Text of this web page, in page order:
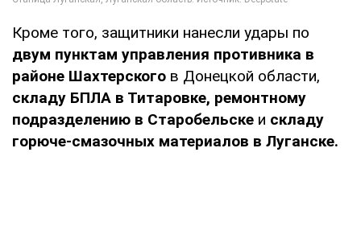
Кроме того, защитники нанесли удары по
двум пунктам управления противника в
районе Шахтерского в Донецкой области,
складу БПЛА в Титаровке, ремонтному
подразделению в Старобельске и складу
горюче-смазочных материалов в Луганске.